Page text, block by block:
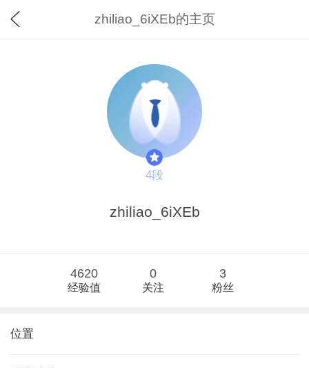
zhiliao_6iXEb的主页
4段
zhiliao_6iXEb
4620
经验值
0
关注
3
粉丝
位置